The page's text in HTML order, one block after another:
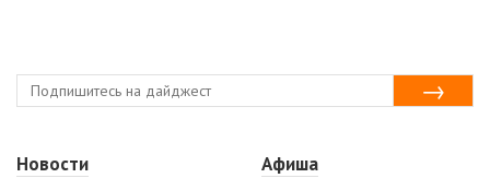
Новости
Афиша